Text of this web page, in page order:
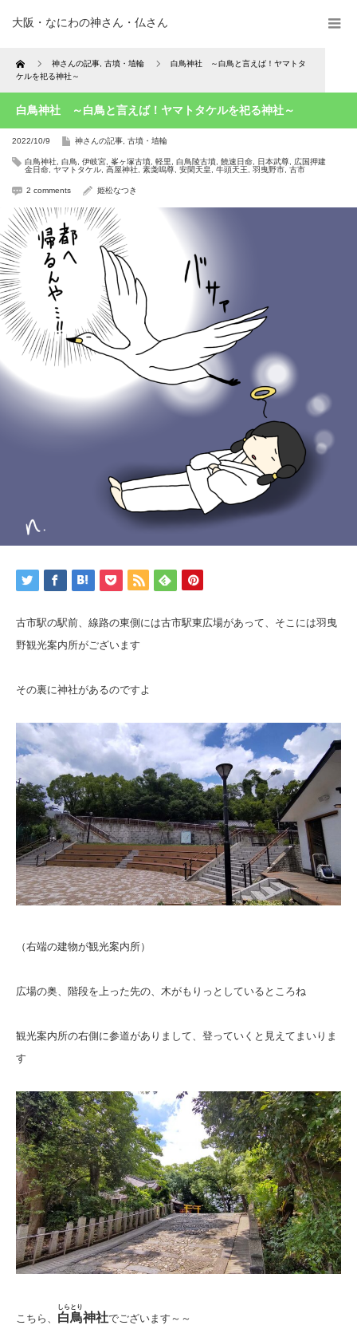
大阪・なにわの神さん・仏さん
Home 神さんの記事 古墳・埴輪
白鳥神社 ～白鳥と言えば！ヤマトタ
ケルを祀る神社～
白鳥神社 ～白鳥と言えば！ヤマトタケルを祀る神社～
2022/10/9 神さんの記事 古墳・埴輪
白鳥神社 白鳥 伊岐宮 峯ヶ塚古墳 軽里 白鳥陵古墳 饒速日命 日本武尊
広国押建
金日命 ヤマトタケル 高屋神社 素戔嗚尊 安閑天皇 牛頭天王 羽曳野市 古市
2 comments 姫松なつき
古市駅の駅前、線路の東側には古市駅東広場があって、そこには羽曳
野観光案内所がございます
その裏に神社があるのですよ
（右端の建物が観光案内所）
広場の奥、階段を上った先の、木がもりっとしているところね
観光案内所の右側に参道がありまして、登っていくと見えてまいりま
す
こちら、 白鳥
しらとり
神社でございます～～